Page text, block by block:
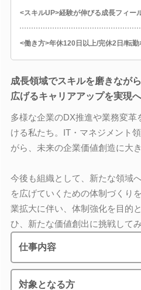
<スキルUP>経験が伸びる成長フィー
<働き方>年休120日以上/完休2日/転
成長領域でスキルを磨きなが
広げるキャリアアップを実現
多様な企業のDX推進や業務変
ける私たち。IT・マネジメント
がら、未来の企業価値創造に大
今後も組織として、新たな領域
を広げていくための体制づくり
業拡大に伴い、体制強化を目的
ひ、新たな価値創出に挑戦して
仕事内容
対象となる方